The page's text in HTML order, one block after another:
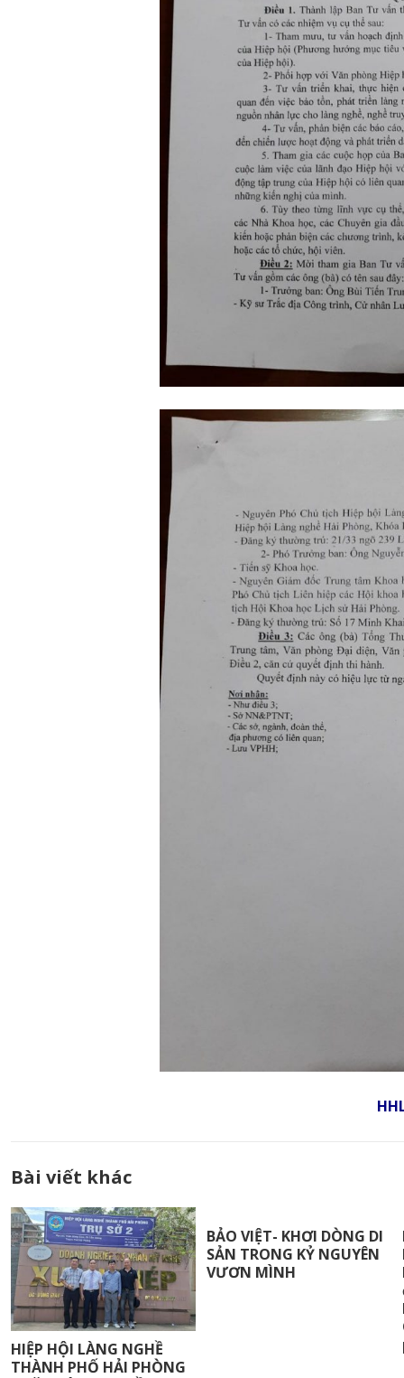
Bài viết khác
HIỆP HỘI LÀNG NGHỀ
THÀNH PHỐ HẢI PHÒNG
BẢO VIỆT- KHƠI DÒNG DI
SẢN TRONG KỶ NGUYÊN
VƯƠN MÌNH